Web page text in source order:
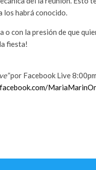
los habrá conocido.
con la presión de que
fiesta!
por Facebook Live